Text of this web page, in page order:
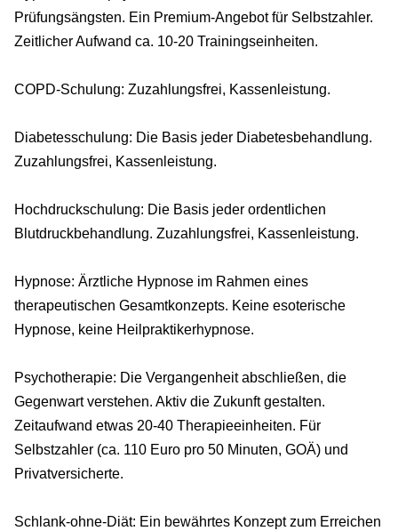
Prüfungsängsten. Ein Premium-Angebot für Selbstzahler.
Zeitlicher Aufwand ca. 10-20 Trainingseinheiten.
COPD-Schulung: Zuzahlungsfrei, Kassenleistung.
Diabetesschulung: Die Basis jeder Diabetesbehandlung.
Zuzahlungsfrei, Kassenleistung.
Hochdruckschulung: Die Basis jeder ordentlichen
Blutdruckbehandlung. Zuzahlungsfrei, Kassenleistung.
Hypnose: Ärztliche Hypnose im Rahmen eines
therapeutischen Gesamtkonzepts. Keine esoterische
Hypnose, keine Heilpraktikerhypnose.
Psychotherapie: Die Vergangenheit abschließen, die
Gegenwart verstehen. Aktiv die Zukunft gestalten.
Zeitaufwand etwas 20-40 Therapieeinheiten. Für
Selbstzahler (ca. 110 Euro pro 50 Minuten, GOÄ) und
Privatversicherte.
Schlank-ohne-Diät: Ein bewährtes Konzept zum Erreichen